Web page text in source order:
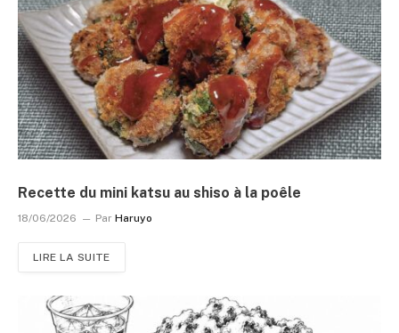
Recette du mini katsu au shiso à la poêle
18/06/2026 Par Haruyo
LIRE LA SUITE